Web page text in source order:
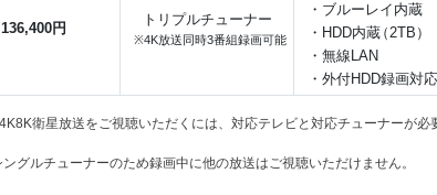
136,400円
トリプルチューナー
※4K放送同時3番組録画可能
・ブルーレイ内蔵
・HDD内蔵（2TB）
・無線LAN
・外付HDD録画対応
衛星放送をご視聴いただくには、対応テレビと対応チューナーが
グルチューナーのため録画中に他の放送はご視聴いただけません。